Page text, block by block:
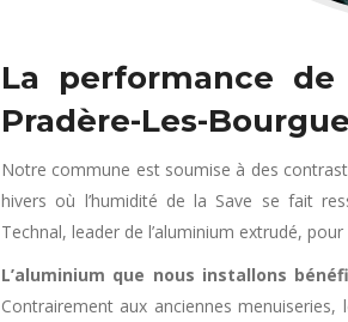
La performance
Pradère-Les-
Notre commune est soumise à des
hivers où l’humidité de la Save se fait
Technal, leader de l’aluminium extrudé,
L’aluminium que nous installons
Contrairement aux anciennes